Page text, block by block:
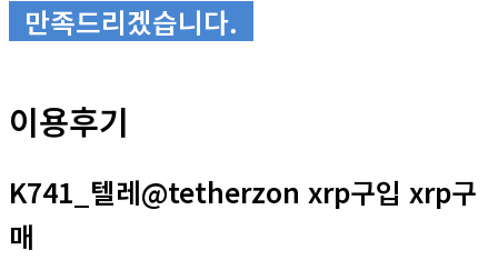
만족드리겠습니다.
이용후기
K741_텔레@tetherzon xrp구입 xrp구
매